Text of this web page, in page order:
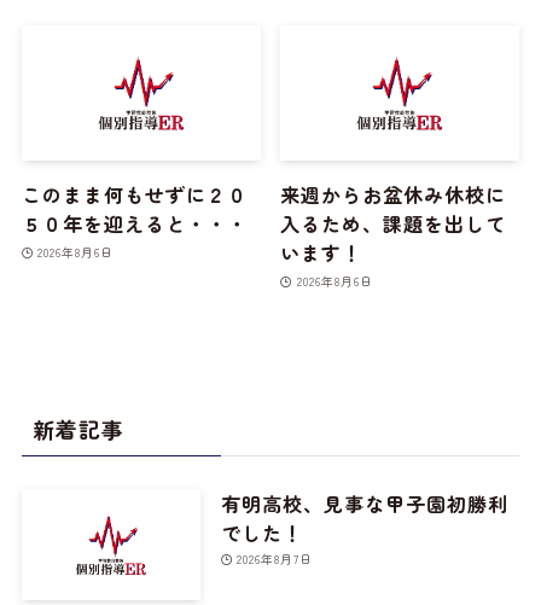
このまま何もせずに２０
５０年を迎えると・・・
2026年8月6日
来週からお盆休み休校に
入るため、課題を出して
います！
2026年8月6日
新着記事
有明高校、見事な甲子園初勝利
でした！
2026年8月7日